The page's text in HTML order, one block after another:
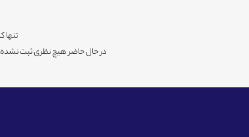
تنها
در حال حاضر هیچ نظری ثبت